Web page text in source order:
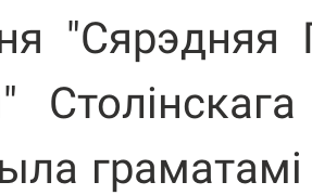
"Сярэдняя
граматамі